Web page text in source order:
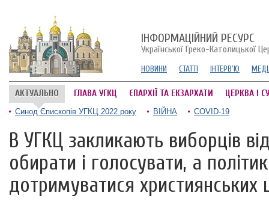
ІНФОРМАЦІЙНИЙ РЕСУРС
Української Греко-Католицької
НОВИНИ СТАТТІ ІНТЕРВ'Ю
АКТУАЛЬНО ГЛАВА УГКЦ ЄПАРХІЇ ТА ЕКЗАРХАТИ ЦЕРКВА І
Синод Єпископів УГКЦ 2022 року ВІЙНА COVID-19
В УГКЦ закликають виборців
обирати і голосувати, а
дотримуватися християнських